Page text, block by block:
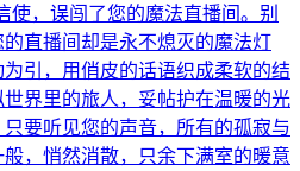
使，误闯了您的魔法直播间。别
直播间却是永不熄灭的魔法灯
引，用俏皮的话语织成柔软的结
界里的旅人，妥帖护在温暖的光
要听见您的声音，所有的孤寂与
，悄然消散，只余下满室的暖意